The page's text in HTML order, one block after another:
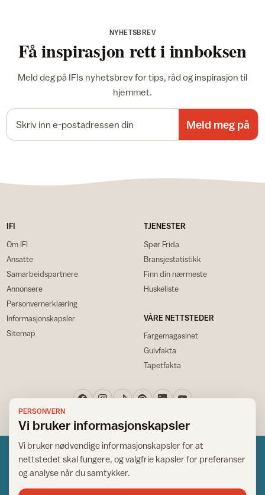
NYHETSBREV
Få inspirasjon rett i innboksen
Meld deg på IFIs nyhetsbrev for tips, råd og inspirasjon til
hjemmet.
Meld meg på
IFI
Om IFI
Ansatte
Samarbeidspartnere
Annonsere
Personvernerklæring
Informasjonskapsler
Sitemap
TJENESTER
Spør Frida
Bransjestatistikk
Finn din nærmeste
Huskeliste
VÅRE NETTSTEDER
Fargemagasinet
Gulvfakta
Tapetfakta
PERSONVERN
Vi bruker informasjonskapsler
Vi bruker nødvendige informasjonskapsler for at
nettstedet skal fungere, og valgfrie kapsler for preferanser
og analyse når du samtykker.